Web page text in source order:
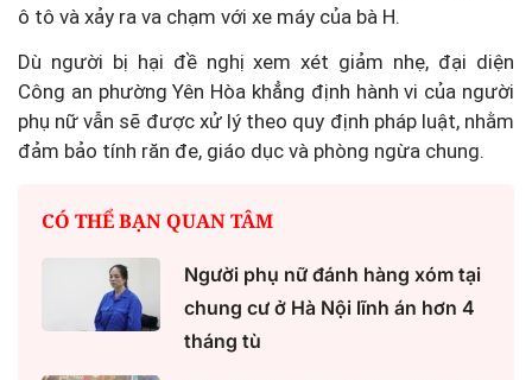
ô tô và xảy ra va chạm với xe máy của bà H.
Dù người bị hại đề nghị xem xét giảm nhẹ, đại diện
Công an phường Yên Hòa khẳng định hành vi của người
phụ nữ vẫn sẽ được xử lý theo quy định pháp luật, nhằm
đảm bảo tính răn đe, giáo dục và phòng ngừa chung.
CÓ THỂ BẠN QUAN TÂM
Người phụ nữ đánh hàng xóm tại
chung cư ở Hà Nội lĩnh án hơn 4
tháng tù